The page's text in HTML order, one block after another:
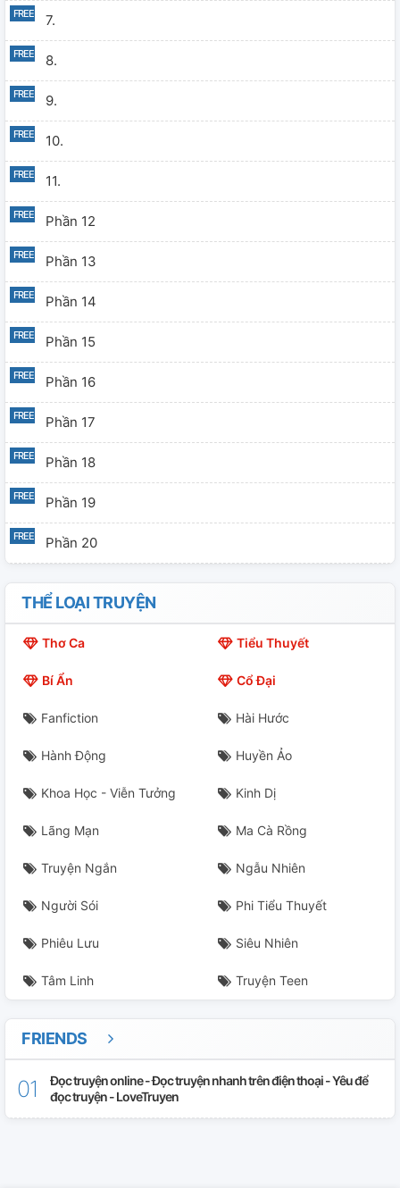
7.
8.
9.
10.
11.
Phần 12
Phần 13
Phần 14
Phần 15
Phần 16
Phần 17
Phần 18
Phần 19
Phần 20
Phần 21
22.
26.
27.
28.
29.
30.
31.
33.
34.
THỂ LOẠI TRUYỆN
Thơ Ca Tiểu Thuyết
Bí Ẩn Cổ Đại
Fanfiction Hài Hước
Hành Động Huyền Ảo
Khoa Học - Viễn Tưởng Kinh Dị
Lãng Mạn Ma Cà Rồng
Truyện Ngắn Ngẫu Nhiên
Người Sói Phi Tiểu Thuyết
Phiêu Lưu Siêu Nhiên
Tâm Linh Truyện Teen
FRIENDS
Đọc truyện online - Đọc truyện nhanh trên điện thoại - Yêu để
đọc truyện - LoveTruyen